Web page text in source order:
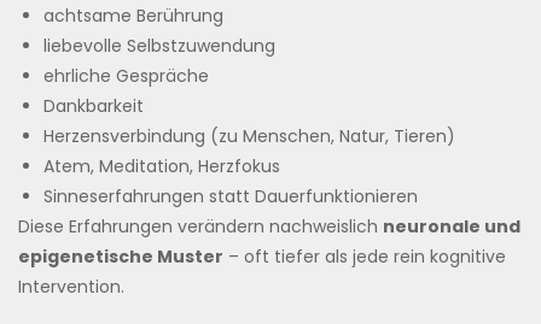
achtsame Berührung
liebevolle Selbstzuwendung
ehrliche Gespräche
Dankbarkeit
Herzensverbindung (zu Menschen, Natur, Tieren)
Atem, Meditation, Herzfokus
Sinneserfahrungen statt Dauerfunktionieren
Diese Erfahrungen verändern nachweislich neuronale und
epigenetische Muster – oft tiefer als jede rein kognitive
Intervention.